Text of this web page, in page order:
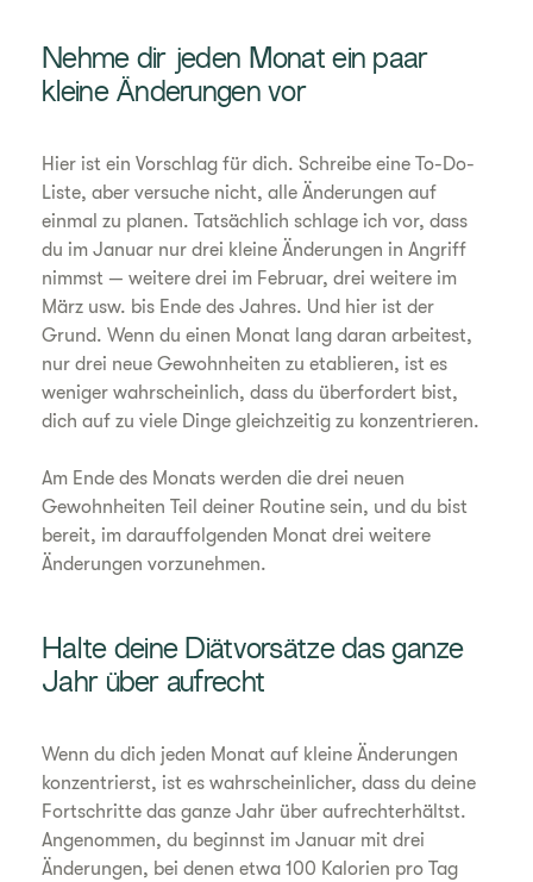
Nehme dir jeden Monat ein paar
kleine Änderungen vor
Hier ist ein Vorschlag für dich. Schreibe eine To-Do-
Liste, aber versuche nicht, alle Änderungen auf
einmal zu planen. Tatsächlich schlage ich vor, dass
du im Januar nur drei kleine Änderungen in Angriff
nimmst — weitere drei im Februar, drei weitere im
März usw. bis Ende des Jahres. Und hier ist der
Grund. Wenn du einen Monat lang daran arbeitest,
nur drei neue Gewohnheiten zu etablieren, ist es
weniger wahrscheinlich, dass du überfordert bist,
dich auf zu viele Dinge gleichzeitig zu konzentrieren.
Am Ende des Monats werden die drei neuen
Gewohnheiten Teil deiner Routine sein, und du bist
bereit, im darauffolgenden Monat drei weitere
Änderungen vorzunehmen.
Halte deine Diätvorsätze das ganze
Jahr über aufrecht
Wenn du dich jeden Monat auf kleine Änderungen
konzentrierst, ist es wahrscheinlicher, dass du deine
Fortschritte das ganze Jahr über aufrechterhältst.
Angenommen, du beginnst im Januar mit drei
Änderungen, bei denen etwa 100 Kalorien pro Tag